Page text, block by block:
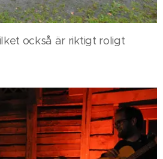
också är riktigt roligt